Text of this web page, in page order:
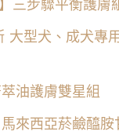
三步驟平衡護
大型犬、成犬專
油護膚雙星組
馬來西亞菸鹼醯